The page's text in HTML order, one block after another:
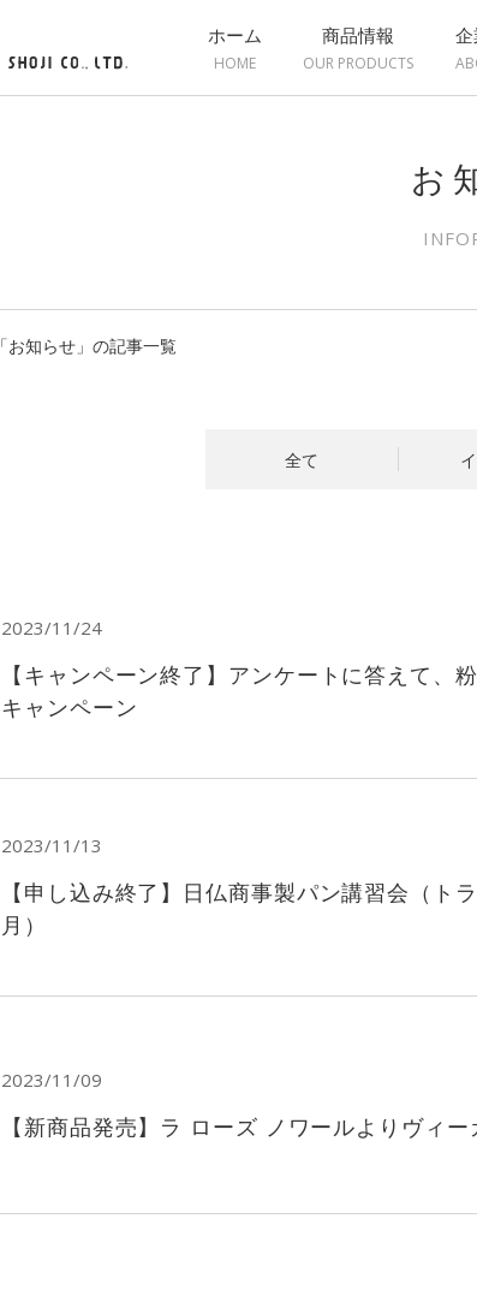
ホーム
HOME
商品情報
OUR PRODUCTS
お
「お知らせ」の記事一覧
全て
2023/11/24
【キャンペーン終了】アンケートに答えて、
キャンペーン
2023/11/13
【申し込み終了】日仏商事製パン講習会（ト
月）
2023/11/09
【新商品発売】ラ ローズ ノワールよりヴィ